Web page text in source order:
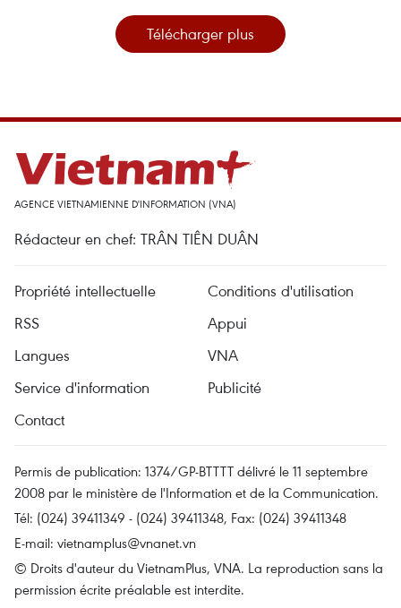
Télécharger plus
AGENCE VIETNAMIENNE D'INFORMATION (VNA)
Rédacteur en chef: TRÂN TIÊN DUÂN
Propriété intellectuelle
Conditions d'utilisation
RSS
Appui
Langues
VNA
Service d'information
Publicité
Contact
Permis de publication: 1374/GP-BTTTT délivré le 11 septembre
2008 par le ministère de l'Information et de la Communication.
Tél: (024) 39411349 - (024) 39411348, Fax: (024) 39411348
E-mail: vietnamplus@vnanet.vn
© Droits d'auteur du VietnamPlus, VNA. La reproduction sans la
permission écrite préalable est interdite.